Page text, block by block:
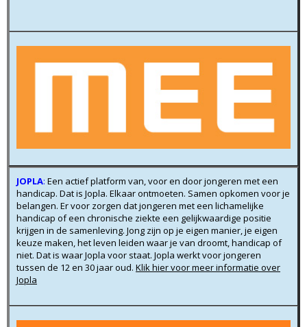
JOPLA: Een actief platform van, voor en door jongeren met een
handicap. Dat is Jopla. Elkaar ontmoeten. Samen opkomen voor je
belangen. Er voor zorgen dat jongeren met een lichamelijke
handicap of een chronische ziekte een gelijkwaardige positie
krijgen in de samenleving. Jong zijn op je eigen manier, je eigen
keuze maken, het leven leiden waar je van droomt, handicap of
niet. Dat is waar Jopla voor staat. Jopla werkt voor jongeren
tussen de 12 en 30 jaar oud. Klik hier voor meer informatie over
Jopla